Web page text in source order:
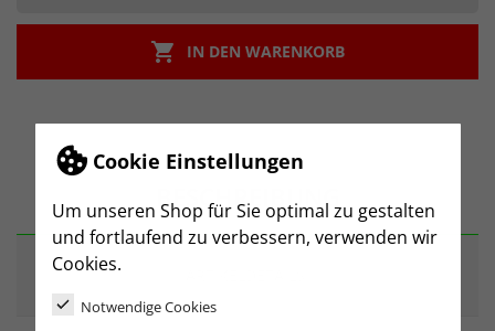
Cookie Einstellungen
Um unseren Shop für Sie optimal zu gestalten
und fortlaufend zu verbessern, verwenden wir
Cookies.
Notwendige Cookies
 IN DEN WARENKORB
BESCHREIBUNG